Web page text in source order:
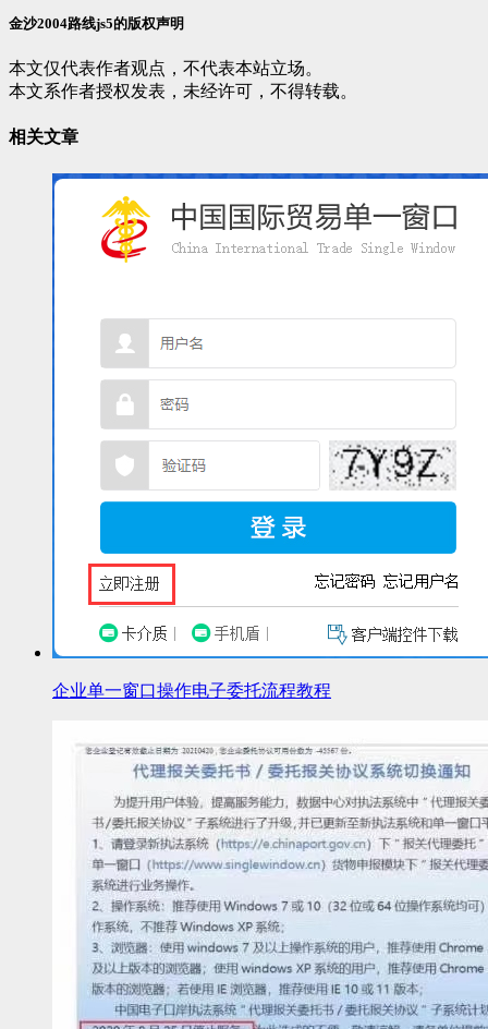
金沙2004路线js5的版权声明
本文仅代表作者观点，不代表本站立场。
本文系作者授权发表，未经许可，不得转载。
相关文章
企业单一窗口操作电子委托流程教程